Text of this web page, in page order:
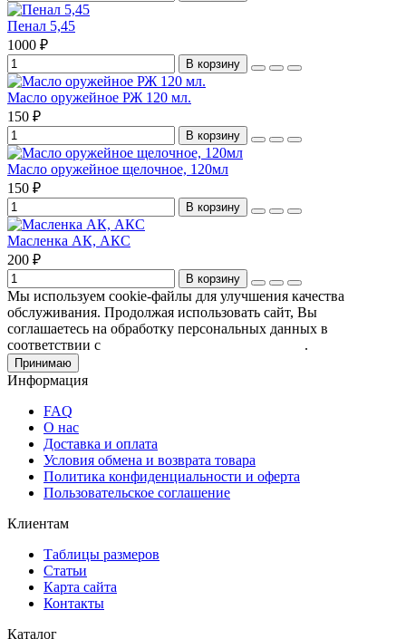
Пенал 5,45
1000 ₽
В корзину
Масло оружейное РЖ 120 мл.
150 ₽
В корзину
Масло оружейное щелочное, 120мл
150 ₽
В корзину
Масленка АК, АКС
200 ₽
В корзину
Мы используем cookie-файлы для улучшения качества
обслуживания. Продолжая использовать сайт, Вы
соглашаетесь на обработку персональных данных в
соответствии с
.
Принимаю
Информация
FAQ
О нас
Доставка и оплата
Условия обмена и возврата товара
Политика конфиденциальности и оферта
Пользовательское соглашение
Клиентам
Таблицы размеров
Статьи
Карта сайта
Контакты
Каталог